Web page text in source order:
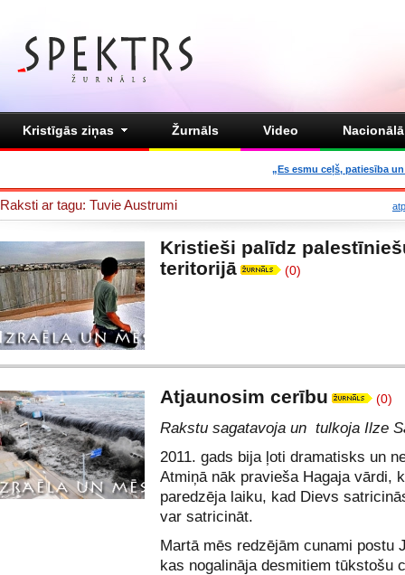
Kristīgās ziņas Žurnāls Video
„Es esmu ceļš, patiesība
Raksti ar tagu: Tuvie Austrumi
Kristieši palīdz
teritorijā
(0)
Atjaunosim cerību (0)
Rakstu sagatavoja un tulkoja Ilze
2011. gads bija ļoti dramatisks un
Atmiņā nāk pravieša Hagaja vārdi,
paredzēja laiku, kad Dievs
var satricināt.
Martā mēs redzējām cunami postu
kas nogalināja desmitiem tūkstošu